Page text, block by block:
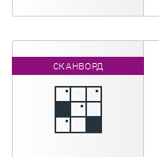
СКАНВОРД